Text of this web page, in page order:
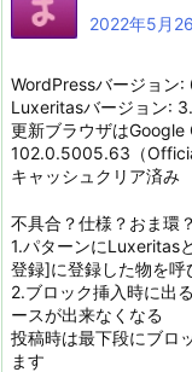
2022年5月
WordPressバージョン:
Luxeritasバージョン:
更新ブラウザはGoogle
102.0.5005.63（
キャッシュクリア済み
不具合？仕様？おま環？
1.パターンにLuxeritas
登録]に登録した物を呼
2.ブロック挿入時に出
ースが出来なくなる
投稿時は最下段にブロ
ます